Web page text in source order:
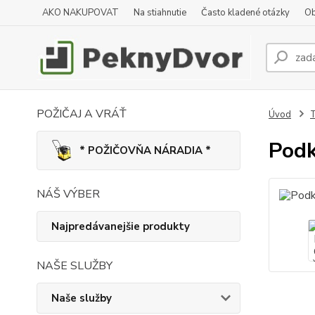
AKO NAKUPOVAT Na stiahnutie Často kladené otázky
POŽIČAJ A VRÁŤ
* POŽIČOVŇA NÁRADIA *
NÁŠ VÝBER
Najpredávanejšie produkty
NAŠE SLUŽBY
Naše služby
Úvod